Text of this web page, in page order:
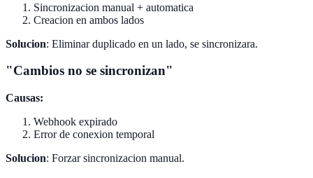
Sincronizacion manual + automatica
Creacion en ambos lados
Solucion: Eliminar duplicado en un lado, se sincronizara.
"Cambios no se sincronizan"
Causas:
Webhook expirado
Error de conexion temporal
Solucion: Forzar sincronizacion manual.